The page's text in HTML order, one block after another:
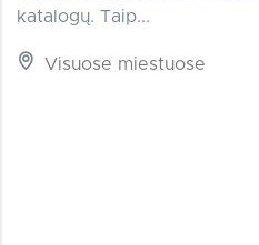
katalogų. Taip...
Visuose miestuose